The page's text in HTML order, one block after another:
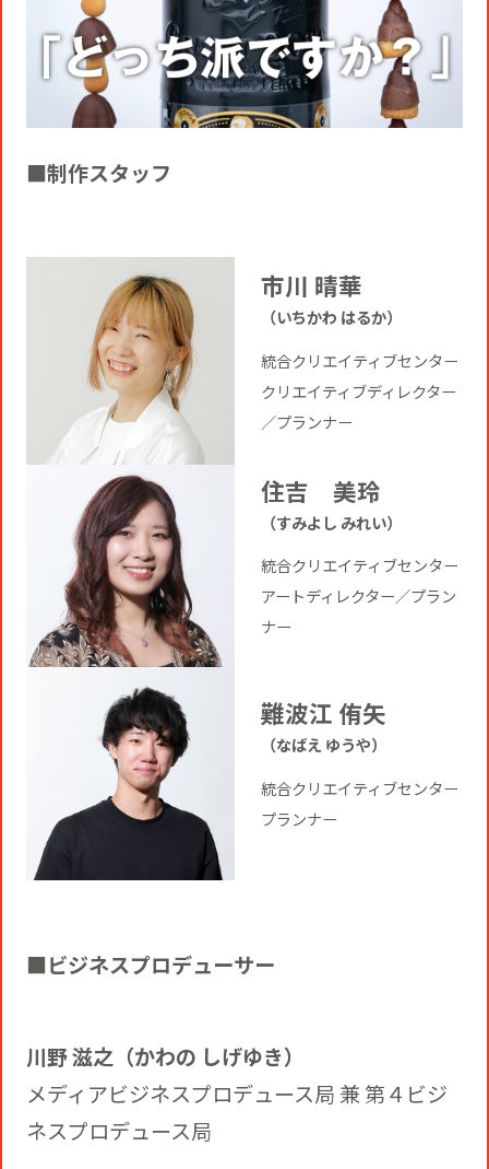
■制作スタッフ
市川 晴華
（いちかわ はるか）
統合クリエイティブセンター
クリエイティブディレクター
／プランナー
住吉 美玲
（すみよし みれい）
統合クリエイティブセンター
アートディレクター／プラン
ナー
難波江 侑矢
（なばえ ゆうや）
統合クリエイティブセンター
プランナー
■ビジネスプロデューサー
川野 滋之（かわの しげゆき）
メディアビジネスプロデュース局 兼 第４ビジ
ネスプロデュース局